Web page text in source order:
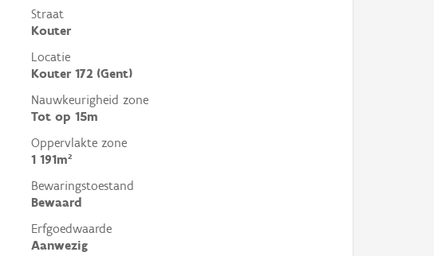
Straat
Kouter
Locatie
Kouter 172 (Gent)
Nauwkeurigheid zone
Tot op 15m
Oppervlakte zone
1 191m²
Bewaringstoestand
Bewaard
Erfgoedwaarde
Aanwezig